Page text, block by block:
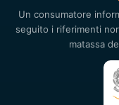
Un consumatore
seguito i riferimenti
matassa